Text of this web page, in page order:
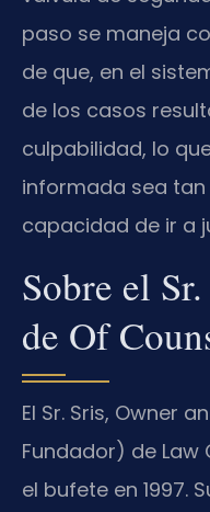
paso se maneja
de que, en el
de los casos
culpabilidad, lo
informada sea
capacidad de ir a
Sobre el
de Of
El Sr. Sris, Owner
Fundador) de Law
el bufete en 1997.